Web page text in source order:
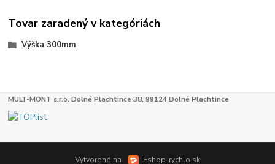
Tovar zaradený v kategóriách
Výška 300mm
MULT-MONT s.r.o. Dolné Plachtince 38, 99124 Dolné Plachtince
Vytvorené na Eshop-rychlo.sk